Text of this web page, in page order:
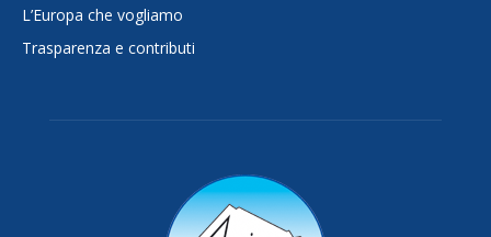
L’Europa che vogliamo
Trasparenza e contributi